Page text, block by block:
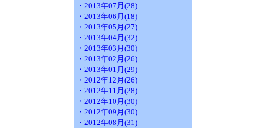
・2013年07月(28)
・2013年06月(18)
・2013年05月(27)
・2013年04月(32)
・2013年03月(30)
・2013年02月(26)
・2013年01月(29)
・2012年12月(26)
・2012年11月(28)
・2012年10月(30)
・2012年09月(30)
・2012年08月(31)